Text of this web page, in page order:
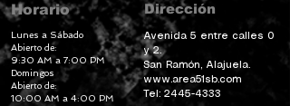
Horario
Lunes a Sábado
Abierto de:
9:30 AM a 7:00 PM
Domingos
Abierto de:
10:00 AM a 4:00 PM
Dirección
Avenida 5 entre calles 0
y 2.
San Ramón, Alajuela.
www.area51sb.com
Tel: 2445-4333